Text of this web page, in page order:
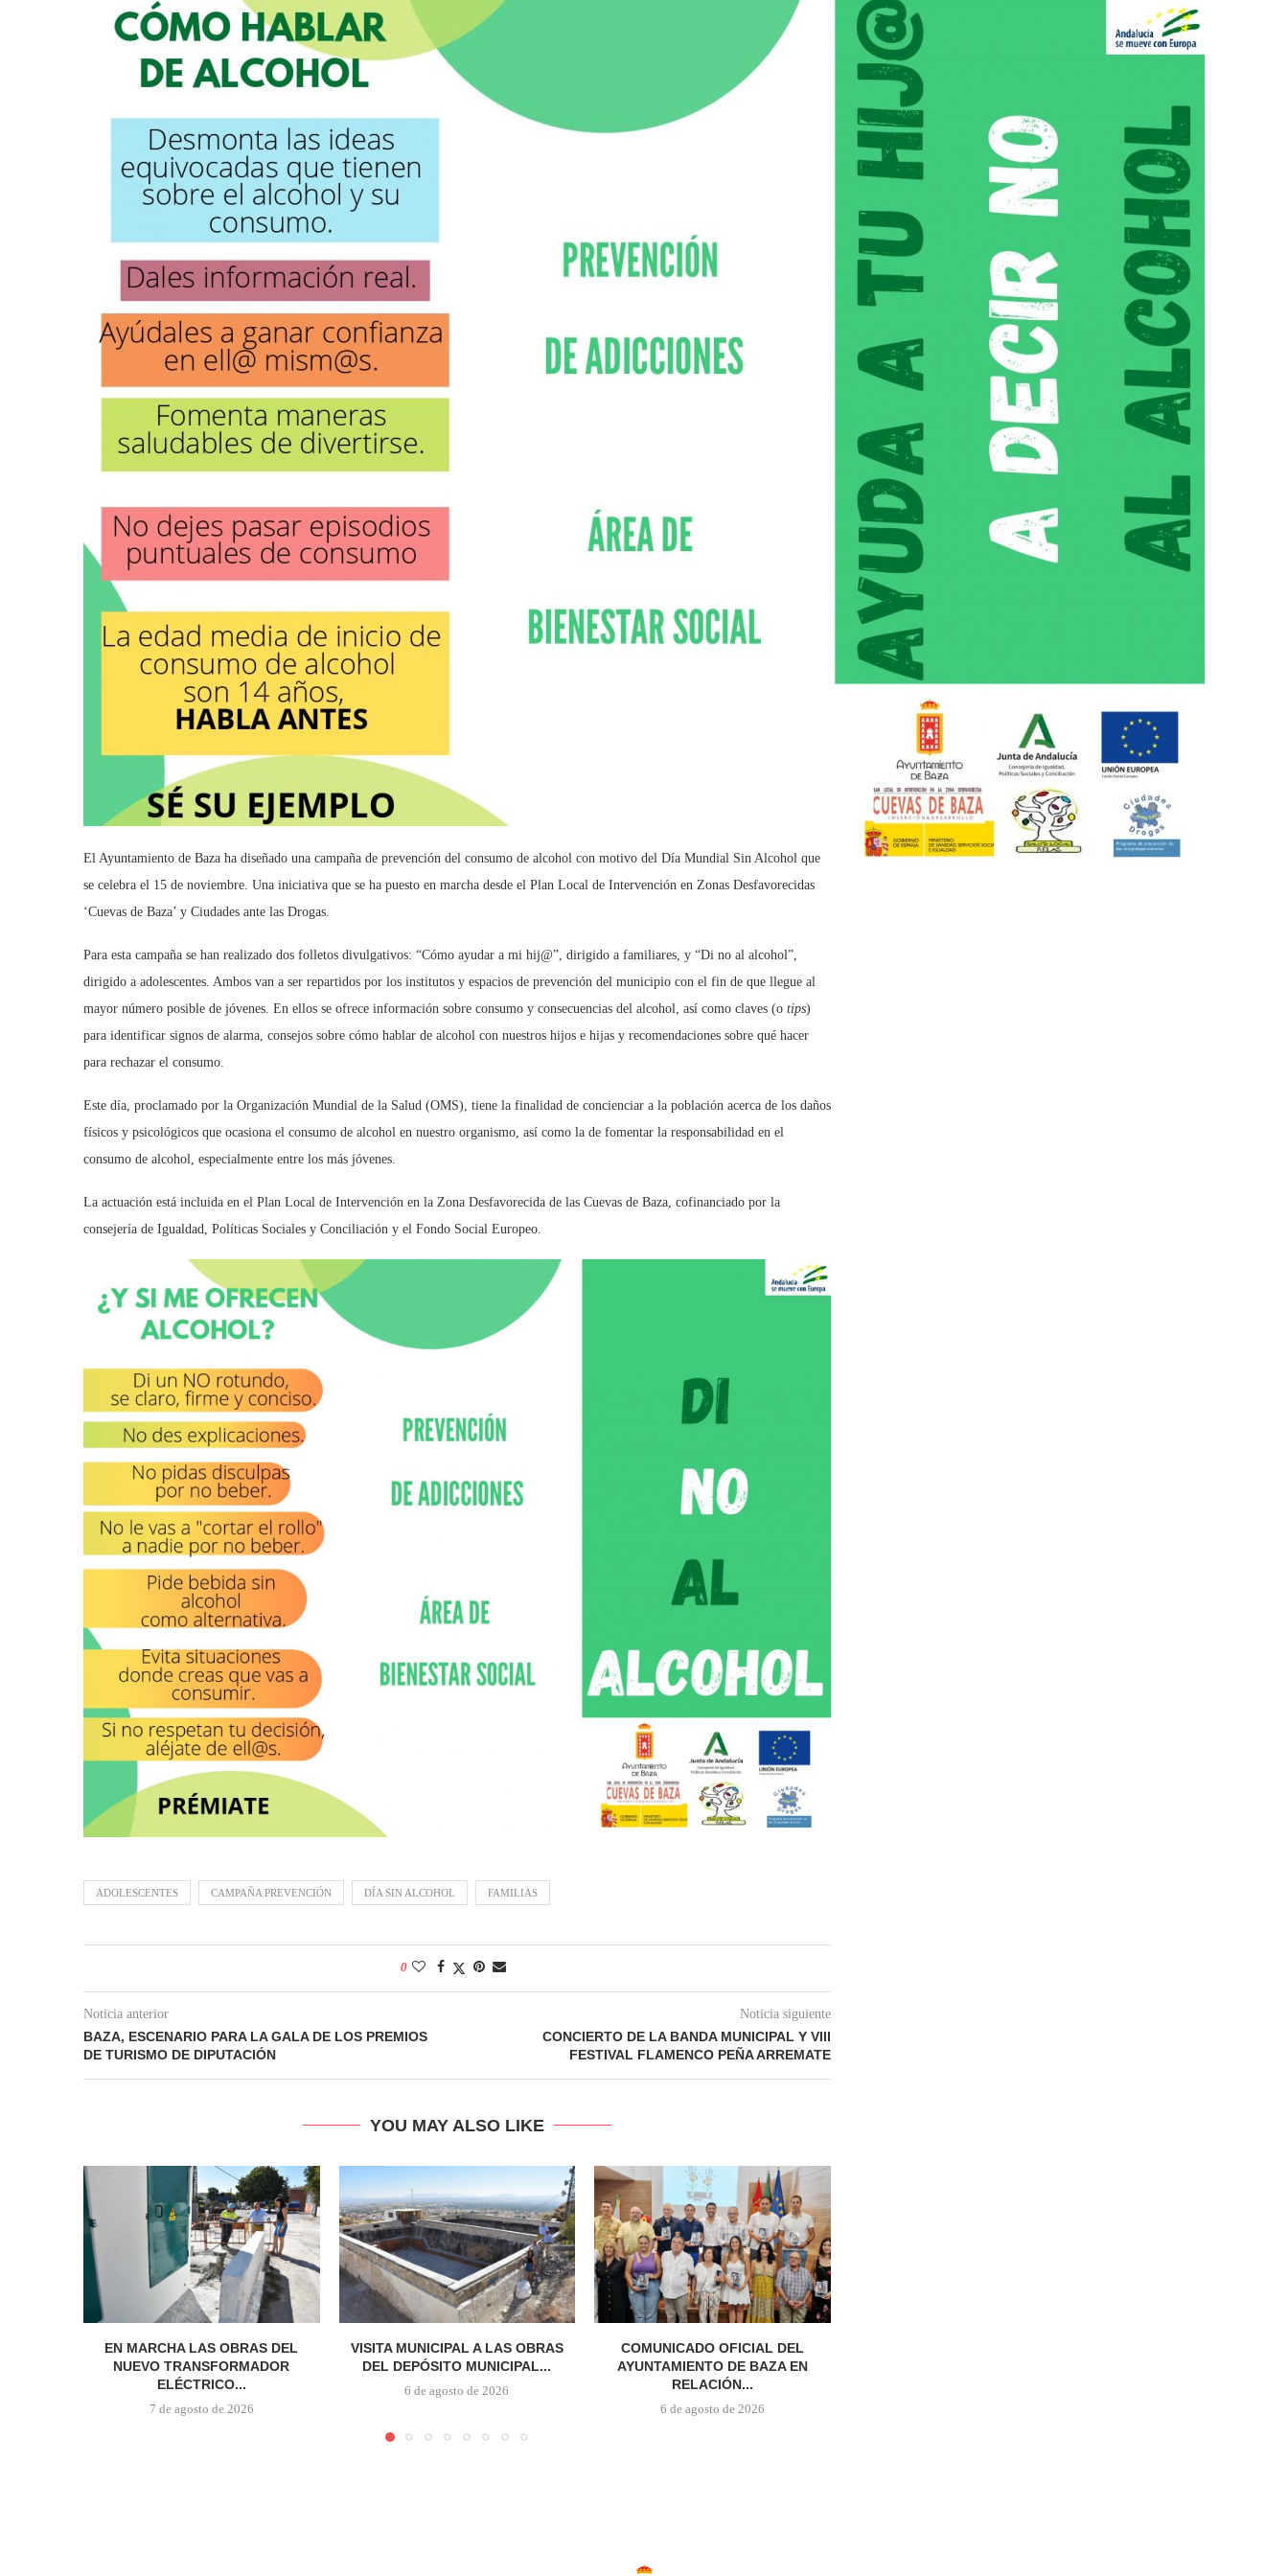
El Ayuntamiento de Baza ha diseñado una campaña de prevención del consumo de alcohol con motivo del Día Mundial Sin Alcohol que
se celebra el 15 de noviembre. Una iniciativa que se ha puesto en marcha desde el Plan Local de Intervención en Zonas Desfavorecidas
‘Cuevas de Baza’ y Ciudades ante las Drogas.
Para esta campaña se han realizado dos folletos divulgativos: “Cómo ayudar a mi hij@”, dirigido a familiares, y “Di no al alcohol”,
dirigido a adolescentes. Ambos van a ser repartidos por los institutos y espacios de prevención del municipio con el fin de que llegue al
mayor número posible de jóvenes. En ellos se ofrece información sobre consumo y consecuencias del alcohol, así como claves (o tips)
para identificar signos de alarma, consejos sobre cómo hablar de alcohol con nuestros hijos e hijas y recomendaciones sobre qué hacer
para rechazar el consumo.
Este día, proclamado por la Organización Mundial de la Salud (OMS), tiene la finalidad de concienciar a la población acerca de los daños
físicos y psicológicos que ocasiona el consumo de alcohol en nuestro organismo, así como la de fomentar la responsabilidad en el
consumo de alcohol, especialmente entre los más jóvenes.
La actuación está incluida en el Plan Local de Intervención en la Zona Desfavorecida de las Cuevas de Baza, cofinanciado por la
consejería de Igualdad, Políticas Sociales y Conciliación y el Fondo Social Europeo.
ADOLESCENTES CAMPAÑA PREVENCIÓN DÍA SIN ALCOHOL FAMILIAS
0
Noticia anterior
BAZA, ESCENARIO PARA LA GALA DE LOS PREMIOS
DE TURISMO DE DIPUTACIÓN
Noticia siguiente
CONCIERTO DE LA BANDA MUNICIPAL Y VIII
FESTIVAL FLAMENCO PEÑA ARREMATE
YOU MAY ALSO LIKE
EN MARCHA LAS OBRAS DEL
NUEVO TRANSFORMADOR
ELÉCTRICO...
7 de agosto de 2026
VISITA MUNICIPAL A LAS OBRAS
DEL DEPÓSITO MUNICIPAL...
6 de agosto de 2026
COMUNICADO OFICIAL DEL
AYUNTAMIENTO DE BAZA EN
RELACIÓN...
6 de agosto de 2026